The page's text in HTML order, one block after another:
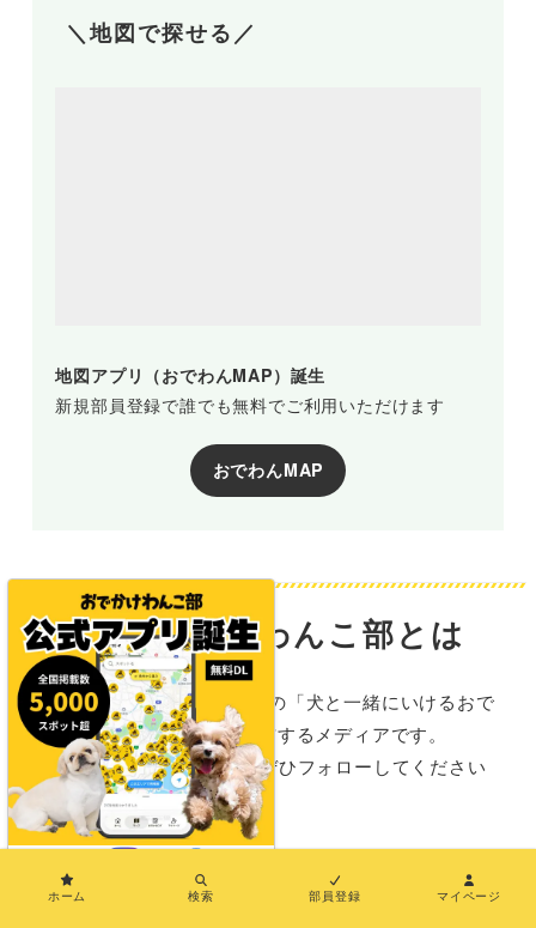
＼地図で探せる／
地図アプリ（おでわんMAP）誕生
新規部員登録で誰でも無料でご利用いただけます
おでわんMAP
おでかけわんこ部とは
おでかけわんこ部は、全国の「犬と一緒にいけるおで
かけ施設情報」を発信するメディアです。
SNSでも情報を発信中！ぜひフォローしてください
ね。
ホーム 検索 部員登録 マイページ